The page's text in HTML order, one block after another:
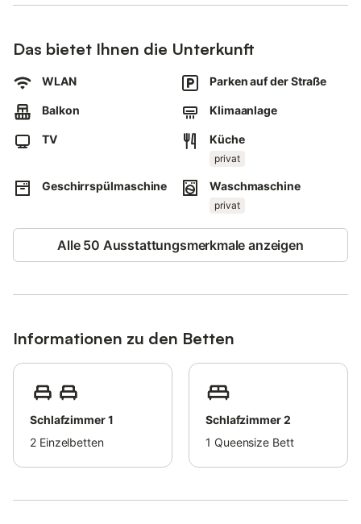
mit einer überdachten Terrasse und einem Balkon.
entfernt und es gibt Lebensmittelgeschäfte und Restaurants in
des Golfs von Orosei besuchen.
Das Mitbringen eines Haustiers ist nicht erlaubt.
Rauchen ist in der Ferienwohnung nicht erlaubt.
Der Strom in der Unterkunft wird durch Solarenergie erzeugt.
Diese Unterkunft hat Recycling-Regeln, weitere Informationen
Das bietet Ihnen die Unterkunft
WLAN Parken auf der Straße
Balkon Klimaanlage
TV Küche
privat
Geschirrspülmaschine Waschmaschine
privat
Alle 50 Ausstattungsmerkmale anzeigen
Informationen zu den Betten
Schlafzimmer 1
2 Einzelbetten
Schlafzimmer 2
1 Queensize Bett